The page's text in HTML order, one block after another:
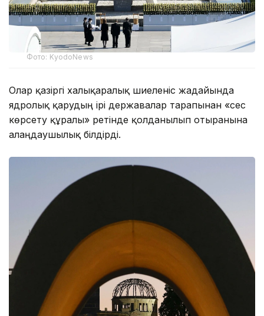
Фото: KyodoNews
Олар қазіргі халықаралық шиеленіс жағдайында
ядролық қарудың ірі державалар тарапынан «сес
көрсету құралы» ретінде қолданылып отырғанына
алаңдаушылық білдірді.